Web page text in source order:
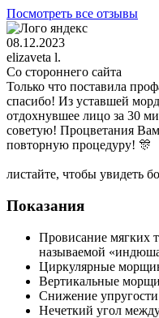
Посмотреть все отзывы
08.12.2023
elizaveta l.
Со стороннего сайта
Только что поставила
спасибо! Из уставшей
отдохнувшее лицо за 30
советую! Процветания
повторную процедуру! 🎊
листайте, чтобы увидеть
Показания
Провисание мягких
называемой
Циркулярные
Вертикальные
Снижение
Нечеткий угол